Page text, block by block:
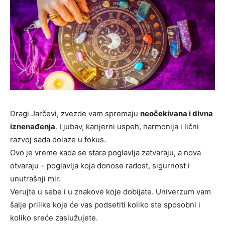
Dragi Jarčevi, zvezde vam spremaju neočekivana i divna
iznenađenja. Ljubav, karijerni uspeh, harmonija i lični
razvoj sada dolaze u fokus.
Ovo je vreme kada se stara poglavlja zatvaraju, a nova
otvaraju – poglavlja koja donose radost, sigurnost i
unutrašnji mir.
Verujte u sebe i u znakove koje dobijate. Univerzum vam
šalje prilike koje će vas podsetiti koliko ste sposobni i
koliko sreće zaslužujete.